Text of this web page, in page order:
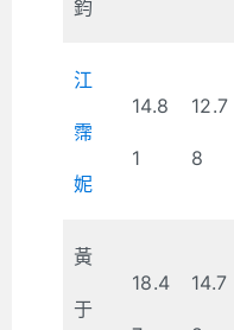
鈞
江
霈
妮
14.8
1
12.7
8
黃
于
18.4 14.7